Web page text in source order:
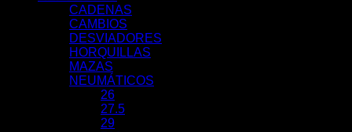
CADENAS
CAMBIOS
DESVIADORES
HORQUILLAS
MAZAS
NEUMÁTICOS
26
27.5
29